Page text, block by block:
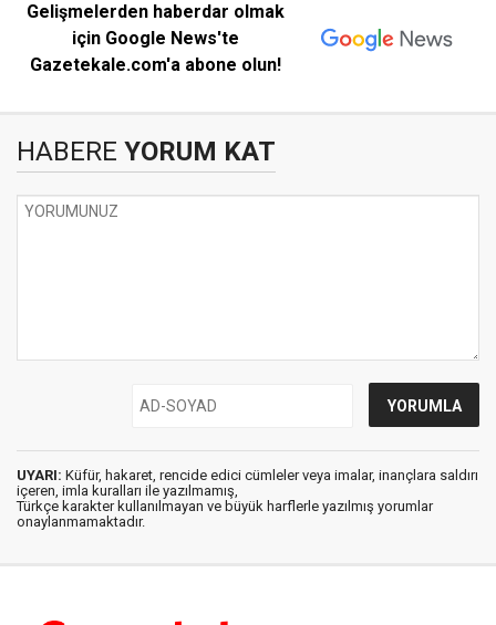
Gelişmelerden haberdar olmak
için Google News'te
Gazetekale.com'a abone olun!
HABERE YORUM KAT
UYARI: Küfür, hakaret, rencide edici cümleler veya imalar, inançlara saldırı
içeren, imla kuralları ile yazılmamış,
Türkçe karakter kullanılmayan ve büyük harflerle yazılmış yorumlar
onaylanmamaktadır.